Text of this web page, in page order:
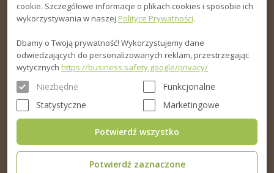
INFORMACJA
PORADNIK
cookie. Szczegółowe informacje o plikach cookies i sposobie ich
wykorzystywania w naszej Polityce Prywatności.
Dbamy o Twoją prywatność! Wykorzystujemy dane
odwiedzających do personalizowanych reklam, przestrzegając
wytycznych https://business.safety.google/privacy/
Niezbędne
Funkcjonalne
Statystyczne
Marketingowe
Potwierdź zaznaczone
Potwierdź wszystko